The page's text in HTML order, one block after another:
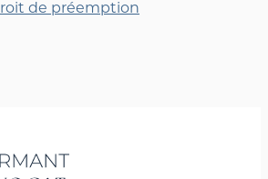
de préemption